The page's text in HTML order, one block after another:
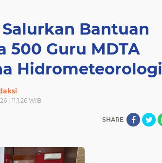
Bantuan
500 Guru MDTA
Hidrometeorologi
| 11.1.26 WIB
SHARE